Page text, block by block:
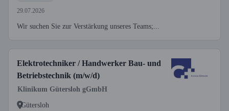
29.07.2026
Wir suchen Sie zur Verstärkung unseres Teams;...
Elektrotechniker / Handwerker Bau- und
Betriebstechnik (m/w/d)
Klinikum Gütersloh gGmbH
Gütersloh